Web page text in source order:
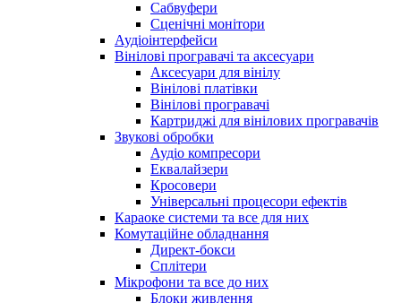
Сабвуфери
Сценічні монітори
Аудіоінтерфейси
Вінілові програвачі та аксесуари
Аксесуари для вінілу
Вінілові платівки
Вінілові програвачі
Картриджі для вінілових програвачів
Звукові обробки
Аудіо компресори
Еквалайзери
Кросовери
Універсальні процесори ефектів
Караоке системи та все для них
Комутаційне обладнання
Директ-бокси
Сплітери
Мікрофони та все до них
Блоки живлення